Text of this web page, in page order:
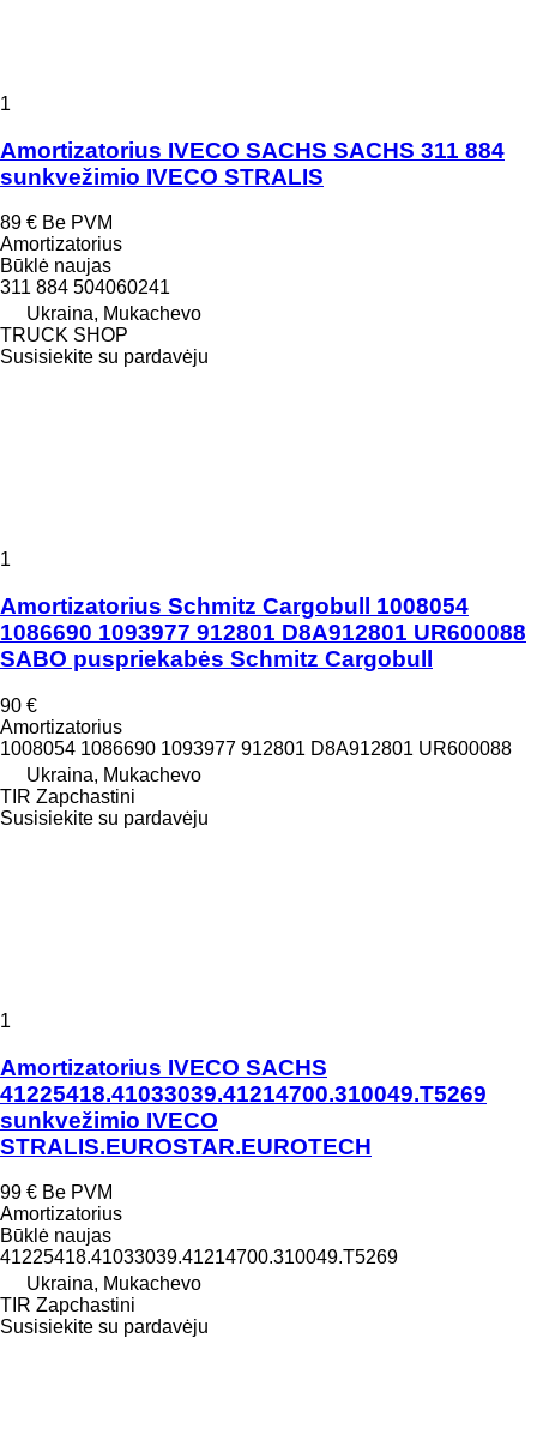
1
Amortizatorius IVECO SACHS SACHS 311 884
sunkvežimio IVECO STRALIS
89 € Be PVM
Amortizatorius
Būklė naujas
311 884 504060241
Ukraina, Mukachevo
TRUCK SHOP
Susisiekite su pardavėju
1
Amortizatorius Schmitz Cargobull 1008054
1086690 1093977 912801 D8A912801 UR600088
SABO puspriekabės Schmitz Cargobull
90 €
Amortizatorius
1008054 1086690 1093977 912801 D8A912801 UR600088
Ukraina, Mukachevo
TIR Zapchastini
Susisiekite su pardavėju
1
Amortizatorius IVECO SACHS
41225418.41033039.41214700.310049.T5269
sunkvežimio IVECO
STRALIS.EUROSTAR.EUROTECH
99 € Be PVM
Amortizatorius
Būklė naujas
41225418.41033039.41214700.310049.T5269
Ukraina, Mukachevo
TIR Zapchastini
Susisiekite su pardavėju